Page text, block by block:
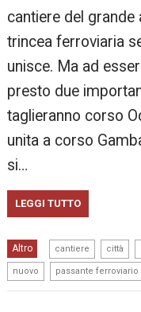
cantiere del grande
trincea ferroviaria
unisce. Ma ad
presto due
taglieranno corso
unita a corso
si…
LEGGI TUTTO
Altro cantiere città
nuovo passante ferroviario